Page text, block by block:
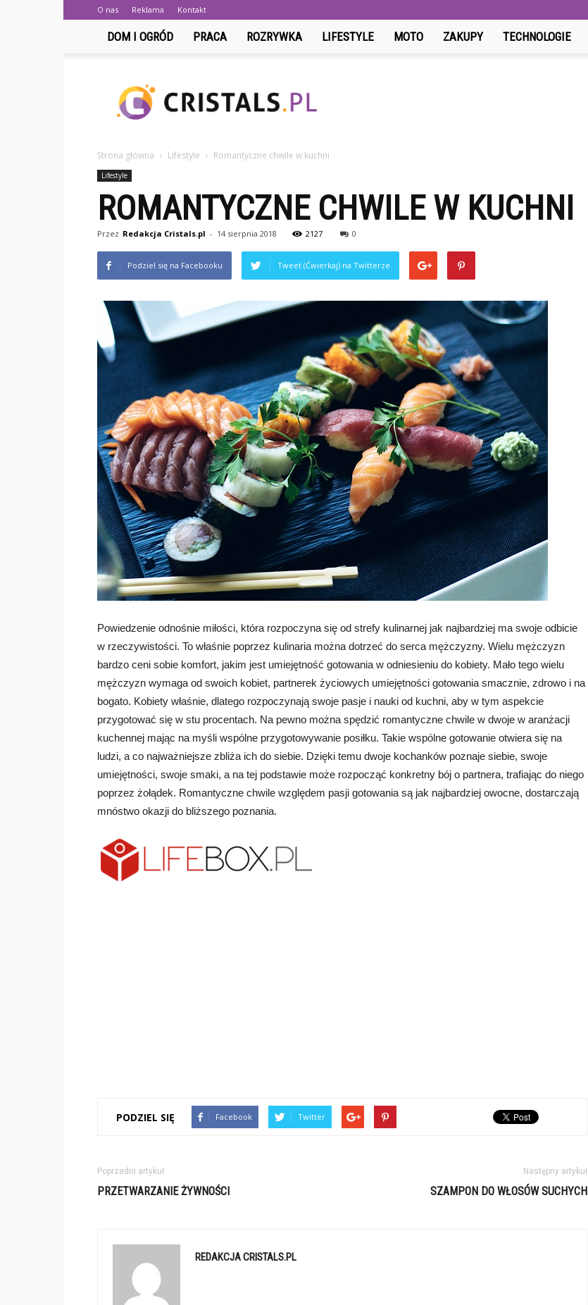
O nas Reklama Kontakt
DOM I OGRÓD PRACA ROZRYWKA LIFESTYLE MOTO ZAKUPY TECHNOLOGIE
Strona główna Lifestyle Romantyczne chwile w kuchni
Lifestyle
ROMANTYCZNE CHWILE W KUCHNI
Przez Redakcja Cristals.pl - 14 sierpnia 2018 2127 0
Podziel się na Facebooku Tweet (Ćwierkaj) na Twitterze
Powiedzenie odnośnie miłości, która rozpoczyna się od strefy kulinarnej jak najbardziej ma swoje odbicie
w rzeczywistości. To właśnie poprzez kulinaria można dotrzeć do serca mężczyzny. Wielu mężczyzn
bardzo ceni sobie komfort, jakim jest umiejętność gotowania w odniesieniu do kobiety. Mało tego wielu
mężczyzn wymaga od swoich kobiet, partnerek życiowych umiejętności gotowania smacznie, zdrowo i na
bogato. Kobiety właśnie, dlatego rozpoczynają swoje pasje i nauki od kuchni, aby w tym aspekcie
przygotować się w stu procentach. Na pewno można spędzić romantyczne chwile w dwoje w aranżacji
kuchennej mając na myśli wspólne przygotowywanie posiłku. Takie wspólne gotowanie otwiera się na
ludzi, a co najważniejsze zbliża ich do siebie. Dzięki temu dwoje kochanków poznaje siebie, swoje
umiejętności, swoje smaki, a na tej podstawie może rozpocząć konkretny bój o partnera, trafiając do niego
poprzez żołądek. Romantyczne chwile względem pasji gotowania są jak najbardziej owocne, dostarczają
mnóstwo okazji do bliższego poznania.
PODZIEL SIĘ Facebook Twitter
Poprzedni artykuł
PRZETWARZANIE ŻYWNOŚCI
Następny artykuł
SZAMPON DO WŁOSÓW SUCHYCH
REDAKCJA CRISTALS.PL